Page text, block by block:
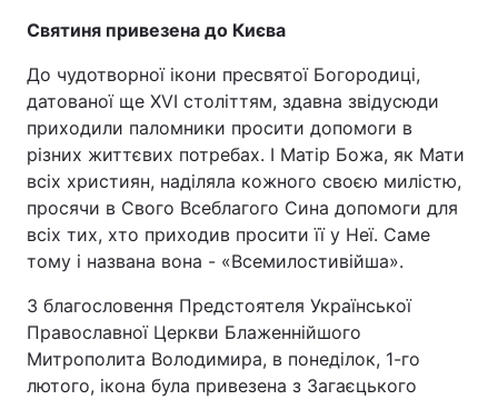
Святиня привезена до Києва
До чудотворної ікони пресвятої Богородиці,
датованої ще XVI століттям, здавна звідусюди
приходили паломники просити допомоги в
різних життєвих потребах. І Матір Божа, як Мати
всіх християн, наділяла кожного своєю милістю,
просячи в Свого Всеблагого Сина допомоги для
всіх тих, хто приходив просити її у Неї. Саме
тому і названа вона - «Всемилостивійша».
З благословення Предстоятеля Української
Православної Церкви Блаженнійшого
Митрополита Володимира, в понеділок, 1-го
лютого, ікона була привезена з Загаєцького